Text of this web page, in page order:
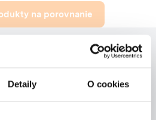
Detaily O cookies
na porovnanie